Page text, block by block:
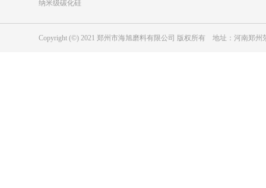
纳米级碳化硅
Copyright (©) 2021 郑州市海旭磨料有限公司 版权所有 地址：河南郑